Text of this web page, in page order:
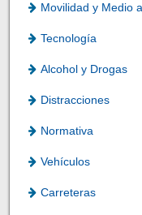
Movilidad y Medio
Tecnología
Alcohol y Drogas
Distracciones
Normativa
Vehículos
Carreteras